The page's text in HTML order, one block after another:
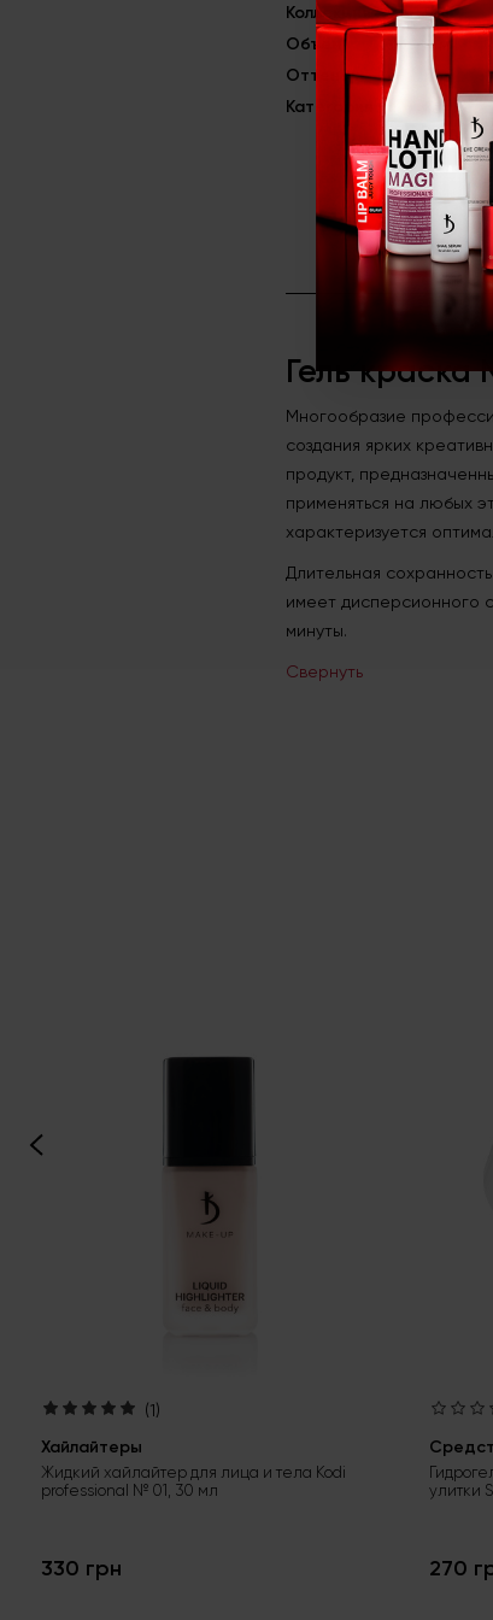
Коллекция Basic
Объём 4 мл
Оттенок
Категория Гель
Гель краска
Многообразие
создания ярких
продукт,
применяться на любых
характеризуется
Длительная
имеет дисперсионного
минуты.
Свернуть
(1)
Хайлайтеры
Жидкий хайлайтер для лица и тела Kodi
professional № 01, 30 мл
330 грн
улитки
270